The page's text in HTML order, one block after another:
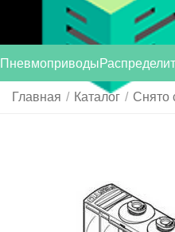
Пневмоприводы
Главная / Каталог / Снято